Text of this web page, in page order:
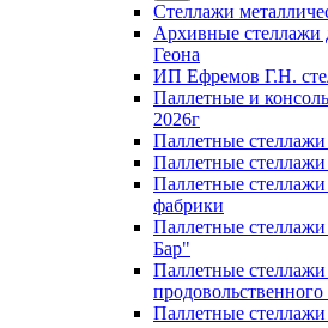
Стеллажи
Архивные стеллажи
Геона
ИП Ефремов Г.Н.
Паллетные и
2026г
Паллетные стеллажи
Паллетные
Паллетные
фабрики
Паллетные
Бар"
Паллетные стеллажи
продовольственного
Паллетные стеллажи